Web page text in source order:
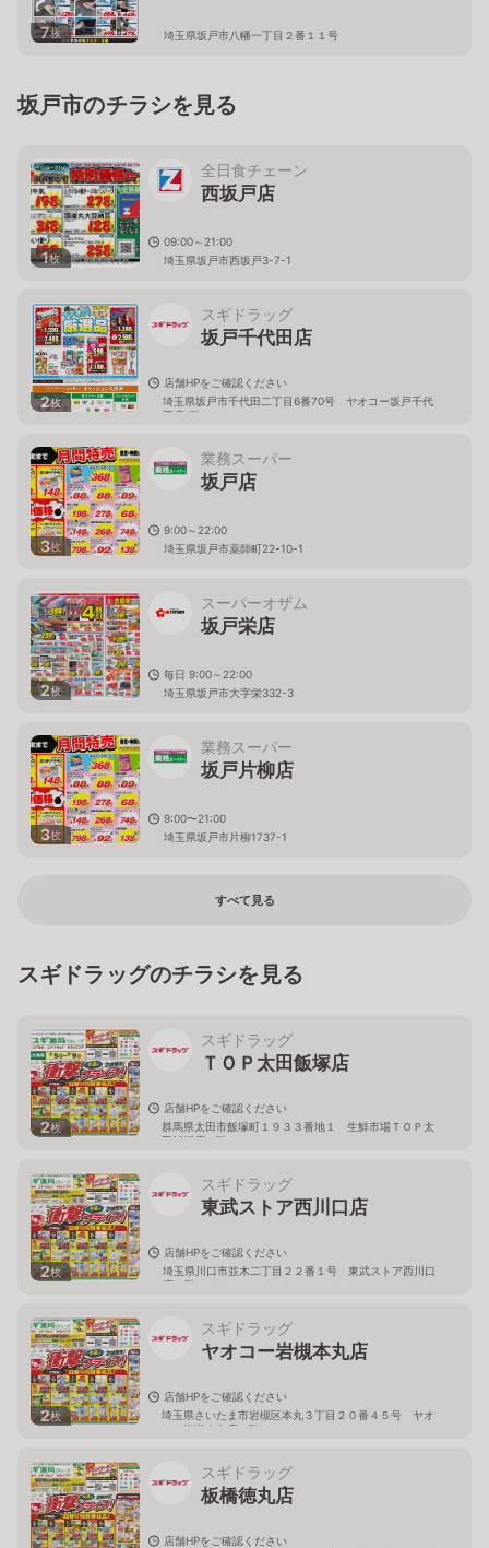
7枚 埼玉県坂戸市八幡一丁目２番１１号
坂戸市のチラシを見る
1枚
全日食チェーン
西坂戸店
09:00～21:00
埼玉県坂戸市西坂戸3-7-1
2枚
スギドラッグ
坂戸千代田店
店舗HPをご確認ください
埼玉県坂戸市千代田二丁目6番70号 ヤオコー坂戸千代
田店1階
3枚
業務スーパー
坂戸店
9:00～22:00
埼玉県坂戸市薬師町22-10-1
2枚
スーパーオザム
坂戸栄店
毎日 9:00～22:00
埼玉県坂戸市大字栄332-3
3枚
業務スーパー
坂戸片柳店
9:00〜21:00
埼玉県坂戸市片柳1737-1
すべて見る
スギドラッグのチラシを見る
2枚
スギドラッグ
ＴＯＰ太田飯塚店
店舗HPをご確認ください
群馬県太田市飯塚町１９３３番地１ 生鮮市場ＴＯＰ太
田飯塚店１階
2枚
スギドラッグ
東武ストア西川口店
店舗HPをご確認ください
埼玉県川口市並木二丁目２２番１号 東武ストア西川口
店２階
2枚
スギドラッグ
ヤオコー岩槻本丸店
店舗HPをご確認ください
埼玉県さいたま市岩槻区本丸３丁目２０番４５号 ヤオ
コー岩槻本丸店２階
スギドラッグ
板橋徳丸店
店舗HPをご確認ください